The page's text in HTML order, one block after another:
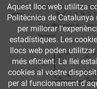
Aquest lloc web utilitza
Politècnica de
per millorar
estadístiques. Les
llocs web poden utilitzar
més eficient. La llei
cookies al vostre
per al funcionament